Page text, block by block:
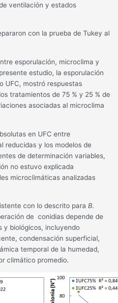
ventilación y estados
con la prueba de Tukey al
esporulación, microclima y
estudio, la esporulación
UFC, mostró respuestas
tratamientos de 75 % y 25 % de
asociadas al microclima
en UFC entre
reducidas y los modelos de
de determinación variables,
no estuvo explicada
microclimáticas analizadas
con lo descrito paraB.
de conidias depende de
y biológicos, incluyendo
condensación superficial,
temporal de la humedad,
climático promedio.